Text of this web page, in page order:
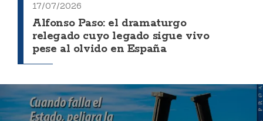
17/07/2026
Alfonso Paso: el dramaturgo
relegado cuyo legado sigue vivo
pese al olvido en España